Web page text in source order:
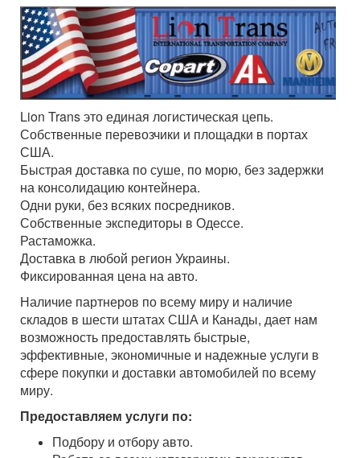
Lion Trans это единая логистическая цепь.
Собственные перевозчики и площадки в портах
США.
Быстрая доставка по суше, по морю, без задержки
на консолидацию контейнера.
Одни руки, без всяких посредников.
Собственные экспедиторы в Одессе.
Растаможка.
Доставка в любой регион Украины.
Фиксированная цена на авто.
Наличие партнеров по всему миру и наличие
складов в шести штатах США и Канады, дает нам
возможность предоставлять быстрые,
эффективные, экономичные и надежные услуги в
сфере покупки и доставки автомобилей по всему
миру.
Предоставляем услуги по:
Подбору и отбору авто.